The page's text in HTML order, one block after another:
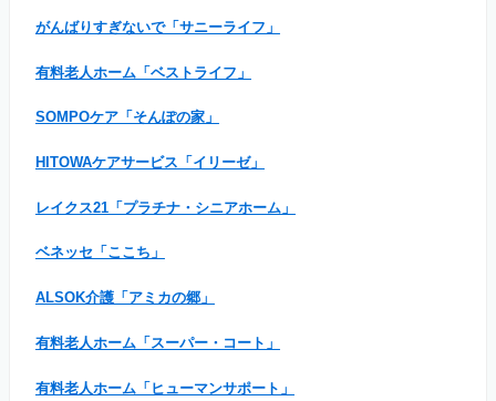
がんばりすぎないで「サニーライフ」
有料老人ホーム「ベストライフ」
SOMPOケア「そんぽの家」
HITOWAケアサービス「イリーゼ」
レイクス21「プラチナ・シニアホーム」
ベネッセ「ここち」
ALSOK介護「アミカの郷」
有料老人ホーム「スーパー・コート」
有料老人ホーム「ヒューマンサポート」